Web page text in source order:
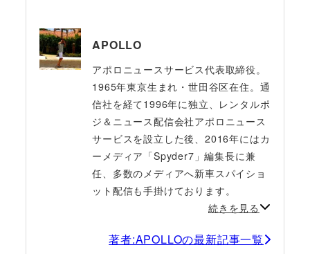
APOLLO
アポロニュースサービス代表取締役。
1965年東京生まれ・世田谷区在住。通
信社を経て1996年に独立、レンタルポ
ジ＆ニュース配信会社アポロニュース
サービスを設立した後、2016年にはカ
ーメディア「Spyder7」編集長に兼
任、多数のメディアへ新車スパイショ
ット配信も手掛けております。
続きを見る
著者:APOLLOの最新記事一覧